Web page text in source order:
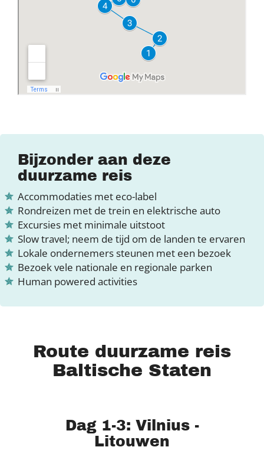
Bijzonder aan deze
duurzame reis
Accommodaties met eco-label
Rondreizen met de trein en elektrische auto
Excursies met minimale uitstoot
Slow travel; neem de tijd om de landen te ervaren
Lokale ondernemers steunen met een bezoek
Bezoek vele nationale en regionale parken
Human powered activities
Route duurzame reis
Baltische Staten
Dag 1-3: Vilnius -
Litouwen